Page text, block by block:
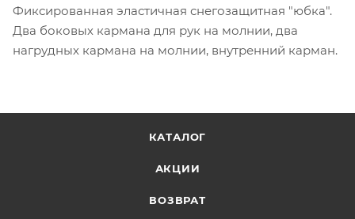
Фиксированная эластичная снегозащитная "юбка".
Два боковых кармана для рук на молнии, два
нагрудных кармана на молнии, внутренний карман.
КАТАЛОГ
АКЦИИ
ВОЗВРАТ